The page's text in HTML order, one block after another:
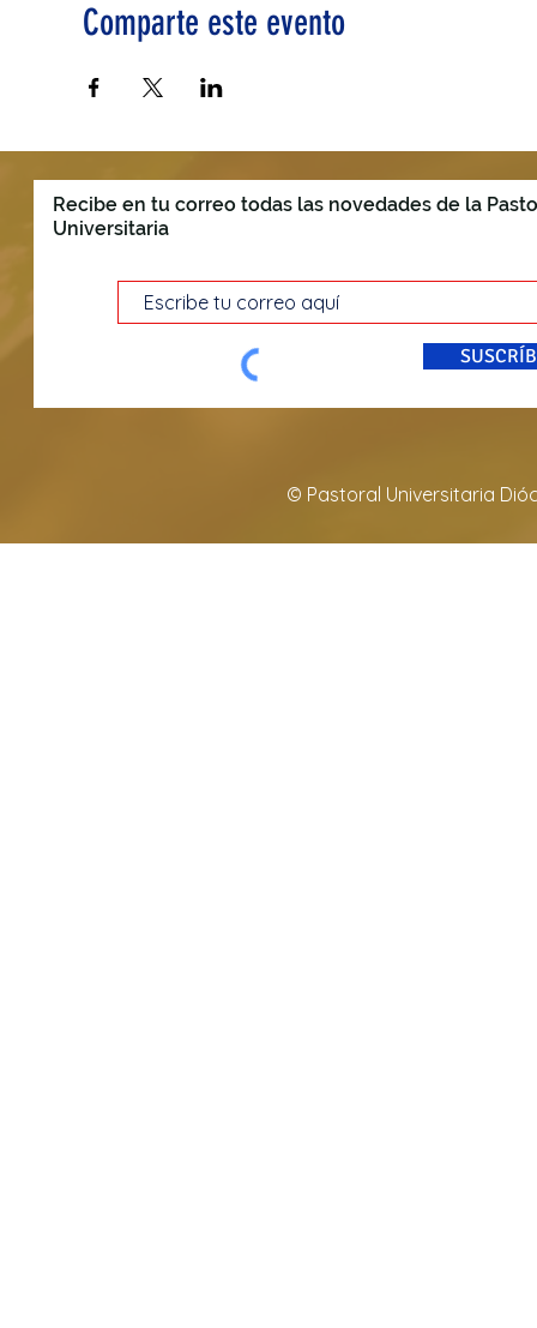
Comparte este evento
Recibe en tu correo todas las novedades de la
Universitaria
© Pastoral Universitaria